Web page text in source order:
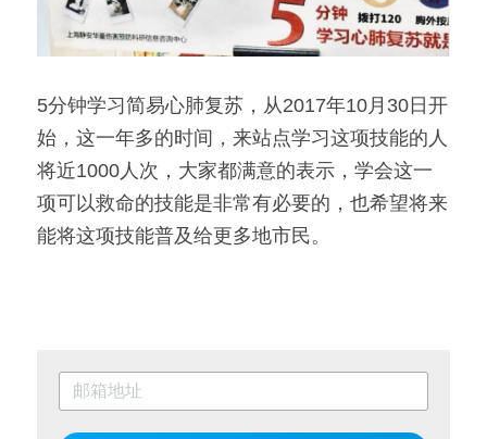
5分钟学习简易心肺复苏，从2017年10月30日开
始，这一年多的时间，来站点学习这项技能的人
将近1000人次，大家都满意的表示，学会这一
项可以救命的技能是非常有必要的，也希望将来
能将这项技能普及给更多地市民。